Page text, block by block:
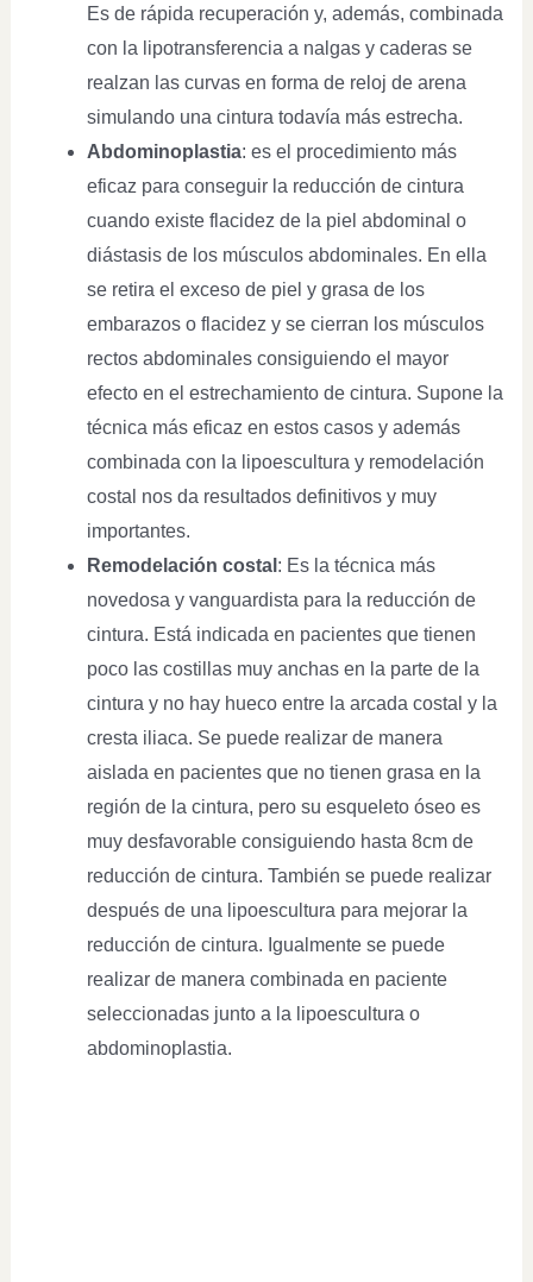
Es de rápida recuperación y, además, combinada
con la lipotransferencia a nalgas y caderas se
realzan las curvas en forma de reloj de arena
simulando una cintura todavía más estrecha.
Abdominoplastia: es el procedimiento más
eficaz para conseguir la reducción de cintura
cuando existe flacidez de la piel abdominal o
diástasis de los músculos abdominales. En ella
se retira el exceso de piel y grasa de los
embarazos o flacidez y se cierran los músculos
rectos abdominales consiguiendo el mayor
efecto en el estrechamiento de cintura. Supone la
técnica más eficaz en estos casos y además
combinada con la lipoescultura y remodelación
costal nos da resultados definitivos y muy
importantes.
Remodelación costal : Es la técnica más
novedosa y vanguardista para la reducción de
cintura. Está indicada en pacientes que tienen
poco las costillas muy anchas en la parte de la
cintura y no hay hueco entre la arcada costal y la
cresta iliaca. Se puede realizar de manera
aislada en pacientes que no tienen grasa en la
región de la cintura, pero su esqueleto óseo es
muy desfavorable consiguiendo hasta 8cm de
reducción de cintura. También se puede realizar
después de una lipoescultura para mejorar la
reducción de cintura. Igualmente se puede
realizar de manera combinada en paciente
seleccionadas junto a la lipoescultura o
abdominoplastia.